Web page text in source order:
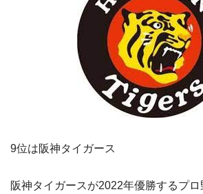
9位は阪神タイガース
阪神タイガースが2022年優勝するプ